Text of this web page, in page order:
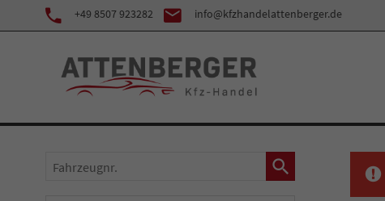
+49 8507 923282 info@kfzhandelattenberger.de
Fahrzeugnr.